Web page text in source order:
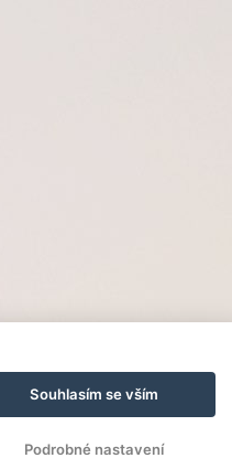
Souhlasím se vším
Podrobné nastavení